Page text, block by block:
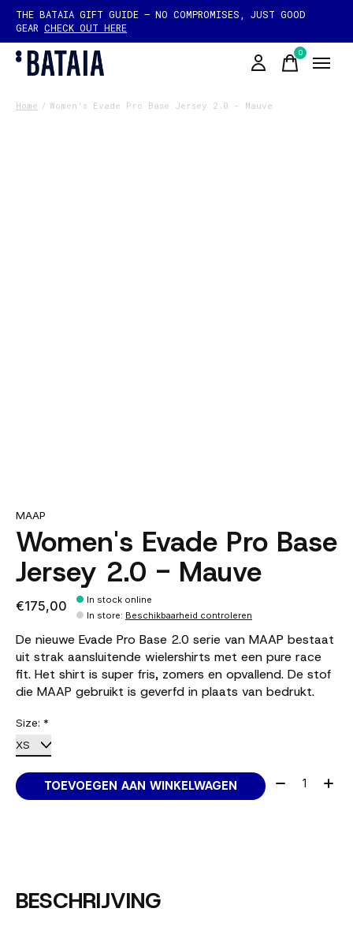
THE BATAIA GIFT GUIDE — NO COMPROMISES, JUST GOOD
GEAR CHECK OUT HERE
0items
Home / Women's Evade Pro Base Jersey 2.0 - Mauve
MAAP
Women's Evade Pro Base
Jersey 2.0 - Mauve
€175,00
In stock online
In store: Beschikbaarheid controleren
De nieuwe Evade Pro Base 2.0 serie van MAAP bestaat
uit strak aansluitende wielershirts met een pure race
fit. Het shirt is super fris, zomers en opvallend. De stof
die MAAP gebruikt is geverfd in plaats van bedrukt.
Size: *
TOEVOEGEN AAN WINKELWAGEN Aantal:
BESCHRIJVING